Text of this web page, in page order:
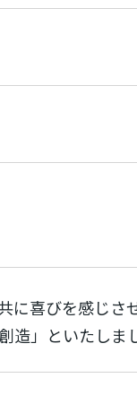
に喜びを感じさ
」といたしま